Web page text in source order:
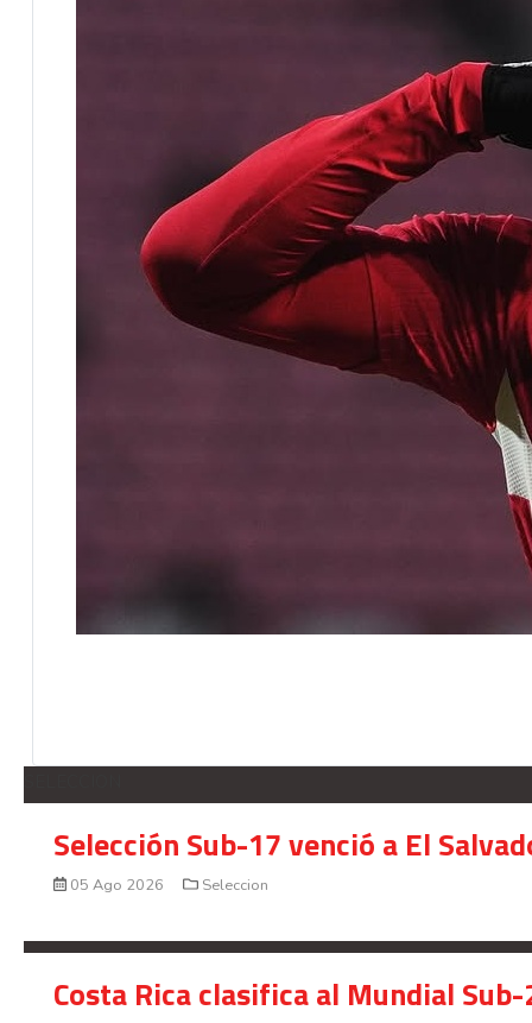
Selección Sub-17 venció a El
05 Ago 2026 Seleccion
Costa Rica clasifica al Mundial